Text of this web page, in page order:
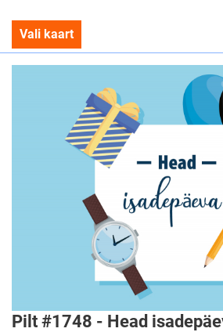
Vali kaart
Pilt #1748 - Head